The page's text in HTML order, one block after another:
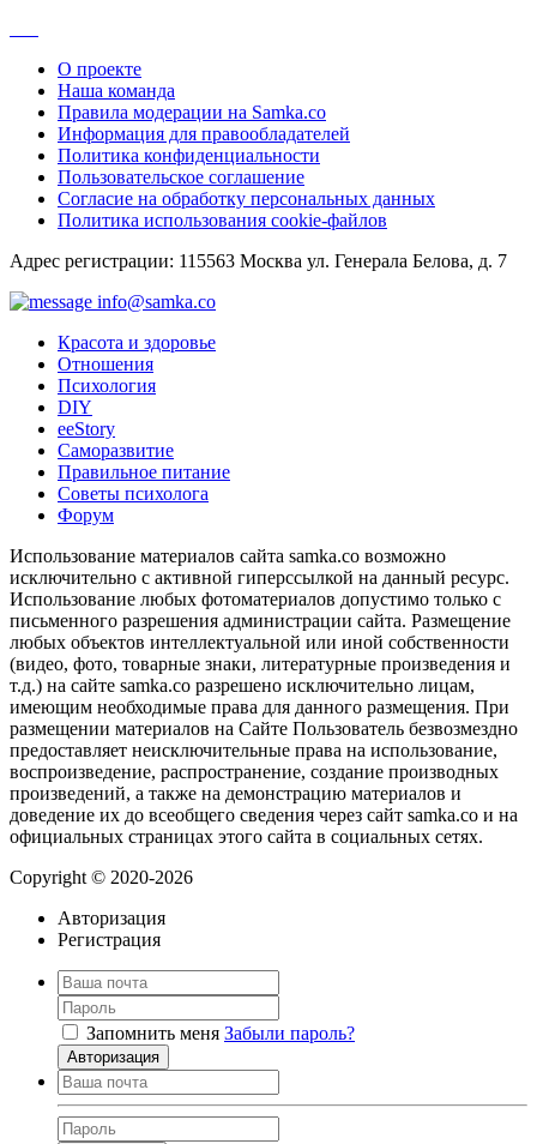
О проекте
Наша команда
Правила модерации на Samka.co
Информация для правообладателей
Политика конфиденциальности
Пользовательское соглашение
Согласие на обработку персональных данных
Политика использования cookie-файлов
Адрес регистрации: 115563 Москва ул. Генерала Белова, д. 7
info@samka.co
Красота и здоровье
Отношения
Психология
DIY
ееStory
Саморазвитие
Правильное питание
Советы психолога
Форум
Использование материалов сайта samka.co возможно
исключительно с активной гиперссылкой на данный ресурс.
Использование любых фотоматериалов допустимо только с
письменного разрешения администрации сайта. Размещение
любых объектов интеллектуальной или иной собственности
(видео, фото, товарные знаки, литературные произведения и
т.д.) на сайте samka.co разрешено исключительно лицам,
имеющим необходимые права для данного размещения. При
размещении материалов на Сайте Пользователь безвозмездно
предоставляет неисключительные права на использование,
воспроизведение, распространение, создание производных
произведений, а также на демонстрацию материалов и
доведение их до всеобщего сведения через сайт samka.co и на
официальных страницах этого сайта в социальных сетях.
Copyright © 2020-2026
Авторизация
Регистрация
Запомнить меня Забыли пароль?
Авторизация